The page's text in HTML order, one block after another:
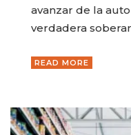
avanzar de la
verdadera
READ MORE